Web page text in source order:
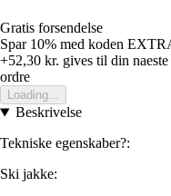
Gratis forsendelse
Spar 10% med koden
+52,30 kr. gives til din
ordre
Loading...
Beskrivelse
Tekniske egenskaber?:
Ski jakke: